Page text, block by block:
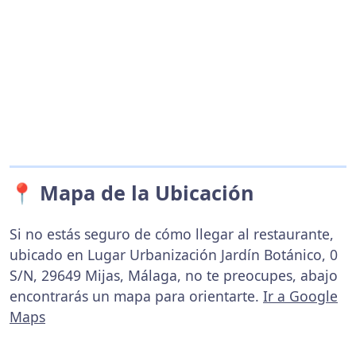
📍 Mapa de la Ubicación
Si no estás seguro de cómo llegar al restaurante,
ubicado en Lugar Urbanización Jardín Botánico, 0
S/N, 29649 Mijas, Málaga, no te preocupes, abajo
encontrarás un mapa para orientarte. Ir a Google
Maps